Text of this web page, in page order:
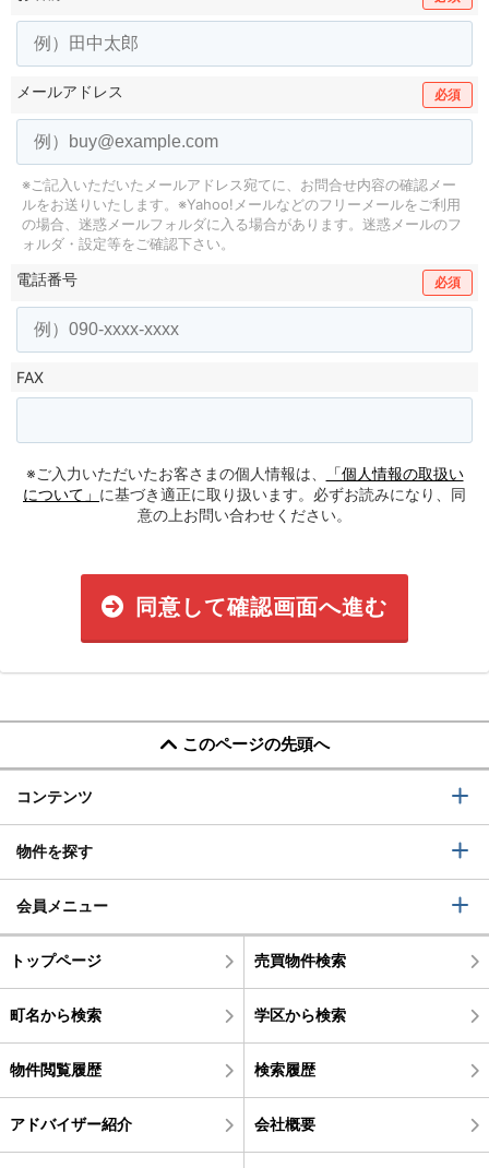
メールアドレス 必須
※ご記入いただいたメールアドレス宛てに、お問合せ内容の確認メー
ルをお送りいたします。 ※Yahoo!メールなどのフリーメールをご利用
の場合、迷惑メールフォルダに入る場合があります。 迷惑メールのフ
ォルダ・設定等をご確認下さい。
電話番号 必須
FAX
※ご入力いただいたお客さまの個人情報は、
「個人情報の取扱い
について」 に基づき適正に取り扱います。必ずお読みになり、同
意の上お問い合わせください。
同意して確認画面へ進む
このページの先頭へ
コンテンツ
物件を探す
会員メニュー
トップページ 売買物件検索
町名から検索 学区から検索
物件閲覧履歴 検索履歴
アドバイザー紹介 会社概要